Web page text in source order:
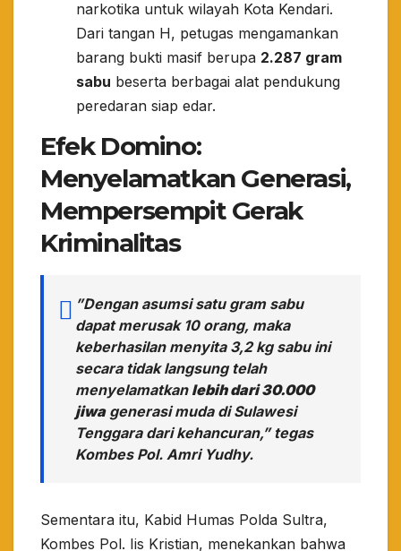
narkotika untuk wilayah Kota Kendari.
Dari tangan H, petugas mengamankan
barang bukti masif berupa 2.287 gram
sabu beserta berbagai alat pendukung
peredaran siap edar.
Efek Domino:
Menyelamatkan Generasi,
Mempersempit Gerak
Kriminalitas
​”Dengan asumsi satu gram sabu
dapat merusak 10 orang, maka
keberhasilan menyita 3,2 kg sabu ini
secara tidak langsung telah
menyelamatkan lebih dari 30.000
jiwagenerasi muda di Sulawesi
Tenggara dari kehancuran,” tegas
Kombes Pol. Amri Yudhy.
​Sementara itu, Kabid Humas Polda Sultra,
Kombes Pol. Iis Kristian, menekankan bahwa